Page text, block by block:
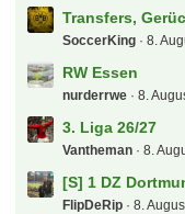
Transfers,
SoccerKing 8.
RW Essen
nurderrwe 8.
3. Liga 26/27
Vantheman 8.
[S] 1 DZ
FlipDeRip 8.